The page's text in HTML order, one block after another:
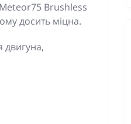
Brushless
досить міцна.